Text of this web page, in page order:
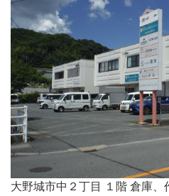
大野城市中２丁目 １階 倉庫